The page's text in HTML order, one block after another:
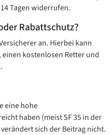
Tagen widerrufen.
Rabattschutz?
an. Hierbei kann
kostenlosen Retter und
eine hohe
haben (meist SF 35 in der
sich der Beitrag nicht.